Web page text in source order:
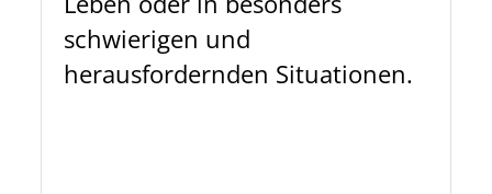
schwierigen und
herausfordernden Situationen.